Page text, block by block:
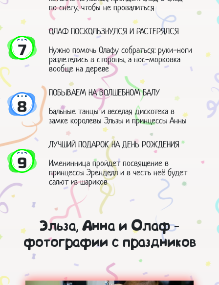
по снегу, чтобы не провалиться
7
ОЛАФ ПОСКОЛЬЗНУЛСЯ И РАСТЕРЯЛСЯ
Нужно помочь Олафу собраться: руки-ноги
разлетелись в стороны, а нос-морковка
вообще на дереве
8
ПОБЫВАЕМ НА ВОЛШЕБНОМ БАЛУ
Бальные танцы и веселая дискотека в
замке королевы Эльзы и принцессы Анны
9
ЛУЧШИЙ ПОДАРОК НА ДЕНЬ РОЖДЕНИЯ
Именинница пройдет посвящение в
принцессы Эренделл и в честь неё будет
салют из шариков
Эльза, Анна и Олаф -
фотографии с праздников